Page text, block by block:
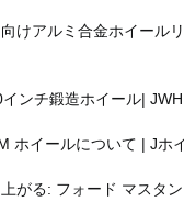
けアルミ合金ホイール
ンチ鍛造ホイール|
ホイールについて | Jホ
がる: フォード マスタ